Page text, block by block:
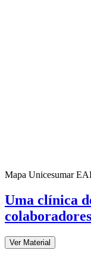
Mapa Unicesumar
Uma clínica
Ver Material